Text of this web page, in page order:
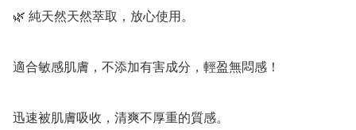
🌿 純天然天然萃取，放心使用。
適合敏感肌膚，不添加有害成分，輕盈無悶感！
迅速被肌膚吸收，清爽不厚重的質感。